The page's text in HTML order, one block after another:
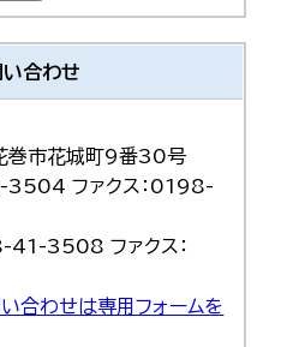
い合わせ
市花城町9番30号
ファクス：0198-
41-3508 ファクス：
合わせは専用フォームを